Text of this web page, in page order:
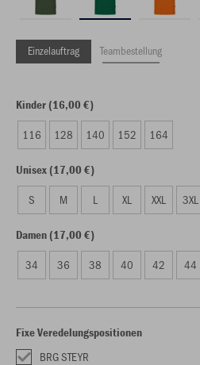
Einzelauftrag Teambestellung
Kinder (16,00 €)
116 128 140 152 164
Unisex (17,00 €)
S M L XL XXL 3XL
Damen (17,00 €)
34 36 38 40 42 44
Fixe Veredelungspositionen
BRG STEYR